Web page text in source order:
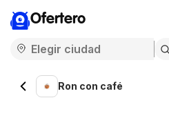
Ofertero
Ron con café